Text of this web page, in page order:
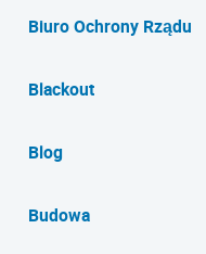
Biuro Ochrony Rządu
Blackout
Blog
Budowa